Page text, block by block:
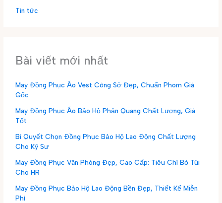
Tin tức
Bài viết mới nhất
May Đồng Phục Áo Vest Công Sở Đẹp, Chuẩn Phom Giá
Gốc
May Đồng Phục Áo Bảo Hộ Phản Quang Chất Lượng, Giá
Tốt
Bí Quyết Chọn Đồng Phục Bảo Hộ Lao Động Chất Lượng
Cho Kỹ Sư
May Đồng Phục Văn Phòng Đẹp, Cao Cấp: Tiêu Chí Bỏ Túi
Cho HR
May Đồng Phục Bảo Hộ Lao Động Bền Đẹp, Thiết Kế Miễn
Phí